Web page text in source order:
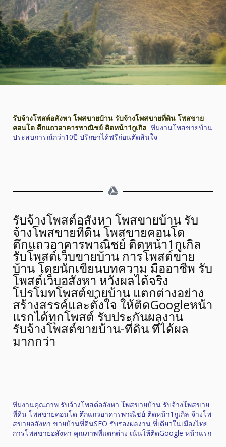
รับจ้างโพสต์อสังหา โพสขายบ้าน รับจ้างโพสขายที่ดิน โพสขาย
คอนโด ตึกแถวอาคารพาณิชย์ ติดหน้า1กูเกิล ทีมงานโพสขายบ้าน
ประสบการณ์กว่า10ปี ปรึกษาได้ฟรีก่อนตัดสินใจ
รับจ้างโพสต์อสังหา โพสขายบ้าน รับ
จ้างโพสขายที่ดิน โพสขายคอนโด
ตึกแถวอาคารพาณิชย์ ติดหน้า1กูเกิล
รับโพสต์เว็บขายบ้าน การโพสต์ขาย
บ้าน โดยนักเขียนบทความ มืออาชีพ รับ
โพสต์เว็บอสังหา หวังผลได้จริง
โปรโมทโพสต์ขายบ้าน แตกต่างอย่าง
สร้างสรรค์และตั้งใจ ให้ติดGoogleหน้า
แรกได้ทุกโพสต์ รับประกันผลงาน
รับจ้างโพสต์ขายบ้าน-ที่ดิน ที่ได้ผล
มากกว่า
ทีมงานคุณภาพ รับจ้างโพสต์อสังหา โพสขายบ้าน รับจ้างโพสขาย
ที่ดิน โพสขายคอนโด ตึกแถวอาคารพาณิชย์ ติดหน้า1กูเกิล จ้างโพ
สขายอสังหา ขายบ้านที่ดินSEO รับรองผลงาน ที่เดียวในเมืองไทย
การโพสขายอสังหา คุณภาพที่แตกต่าง เน้นให้ติดGoogle หน้าแรก